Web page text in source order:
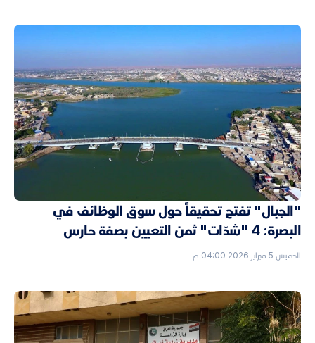
"الجبال" تفتح تحقيقاً حول سوق الوظائف في
البصرة: 4 "شدّات" ثمن التعيين بصفة حارس
الخميس 5 فبراير 2026 04:00 م